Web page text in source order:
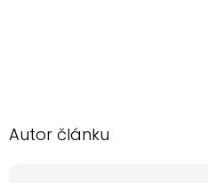
Autor článku